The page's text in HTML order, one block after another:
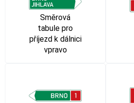
Směrová
tabule pro
příjezd k dálnici
vpravo